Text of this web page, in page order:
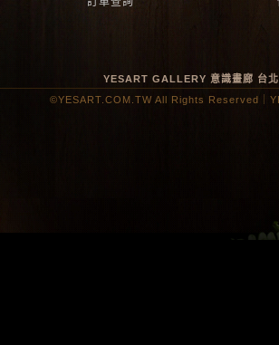
YESART GALLERY 意識畫廊 台
©YESART.COM.TW All Rights Reserved｜